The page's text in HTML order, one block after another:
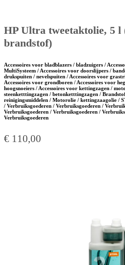
HP Ultra tweetaktolie, 5 l
brandstof)
Accessoires voor bladblazers / bladzuigers /
MultiSysteem / Accessoires voor doorslijpers /
drukspuiten / nevelspuiten / Accessoires voor
Accessoires voor grondboren / Accessoires voor
hoogsnoeiers / Accessoires voor kettingzagen /
steenketttingzagen / betonketttingzagen /
reinigingsmiddelen / Motorolie / kettingzaagolie /
/ Verbruiksgoederen / Verbruiksgoederen /
Verbruiksgoederen / Verbruiksgoederen /
Verbruiksgoederen
€ 110,00